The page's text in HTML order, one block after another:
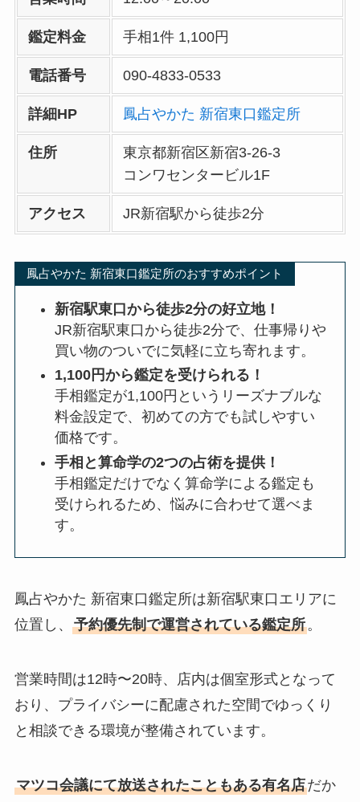
鑑定料金 手相1件 1,100円
電話番号 090-4833-0533
詳細HP 鳳占やかた 新宿東口鑑定所
住所
東京都新宿区新宿3-26-3
コンワセンタービル1F
アクセス JR新宿駅から徒歩2分
鳳占やかた 新宿東口鑑定所のおすすめポイント
新宿駅東口から徒歩2分の好立地！
JR新宿駅東口から徒歩2分で、仕事帰りや
買い物のついでに気軽に立ち寄れます。
1,100円から鑑定を受けられる！
手相鑑定が1,100円というリーズナブルな
料金設定で、初めての方でも試しやすい
価格です。
手相と算命学の2つの占術を提供！
手相鑑定だけでなく算命学による鑑定も
受けられるため、悩みに合わせて選べま
す。
鳳占やかた 新宿東口鑑定所は新宿駅東口エリアに
位置し、 予約優先制で運営されている鑑定所。
営業時間は12時〜20時、店内は個室形式となって
おり、プライバシーに配慮された空間でゆっくり
と相談できる環境が整備されています。
マツコ会議にて放送されたこともある有名店だか